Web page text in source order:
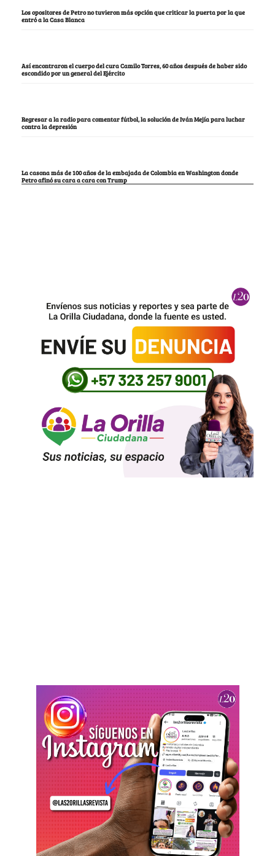
Los opositores de Petro no tuvieron más opción que criticar la puerta por la que
entró a la Casa Blanca
Así encontraron el cuerpo del cura Camilo Torres, 60 años después de haber sido
escondido por un general del Ejército
Regresar a la radio para comentar fútbol, la solución de Iván Mejía para luchar
contra la depresión
La casona más de 100 años de la embajada de Colombia en Washington donde
Petro afinó su cara a cara con Trump